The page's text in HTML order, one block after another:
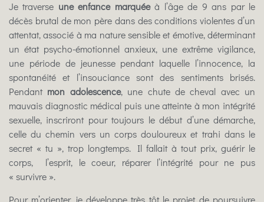
Je traverse une enfance marquéeà l’âge de 9 ans par le
décès brutal de mon père dans des conditions violentes d’un
attentat, associé à ma nature sensible et émotive, déterminant
un état psycho-émotionnel anxieux, une extrême vigilance,
une période de jeunesse pendant laquelle l’innocence, la
spontanéité et l’insouciance sont des sentiments brisés.
Pendant mon adolescence, une chute de cheval avec un
mauvais diagnostic médical puis une atteinte à mon intégrité
sexuelle, inscriront pour toujours le début d’une démarche,
celle du chemin vers un corps douloureux et trahi dans le
secret « tu », trop longtemps. Il fallait à tout prix, guérir le
corps, l’esprit, le coeur, réparer l’intégrité pour ne pus
« survivre ».
Pour m’orienter, je développe très tôt le projet de poursuivre